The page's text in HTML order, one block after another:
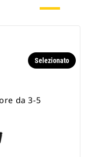
Selezionato
da 3-5